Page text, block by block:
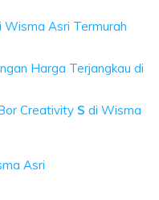
Wisma Asri Termurah
Harga Terjangkau di
Creativity S di Wisma
Asri